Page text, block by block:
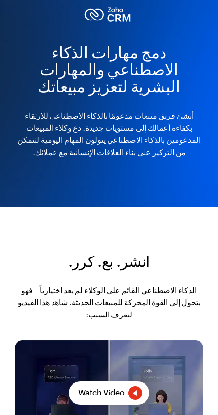
دمج مهارات الذكاء
الاصطناعي والمهارات
البشرية لتعزيز مبيعاتك
أنشئ فريق مبيعات مدعومًا بالذكاء الاصطناعي للارتقاء
بكفاءة أعمالك إلى مستويات جديدة. دع وكلاء المبيعات
المدعومين بالذكاء الاصطناعي يتولون المهام اليومية لتتمكن
من التركيز على بناء العلاقات الإنسانية مع عملائك.
انشر. بع. كرر.
الذكاء الاصطناعي القائم على الوكلاء لم يعد اختيارياً—فهو
يتحول إلى القوة المحركة للمبيعات الحديثة. شاهد هذا الفيديو
لتعرف السبب:
Watch Video